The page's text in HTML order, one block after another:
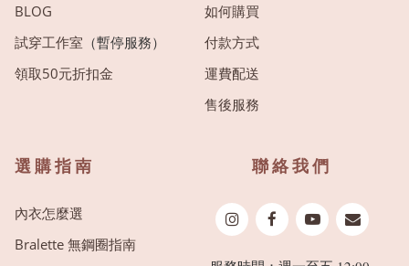
BLOG
試穿工作室 （暫停服務）
領取50元折扣金
如何購買
付款方式
運費配送
售後服務
選購指南
內衣怎麼選
Bralette 無鋼圈指南
聯絡我們